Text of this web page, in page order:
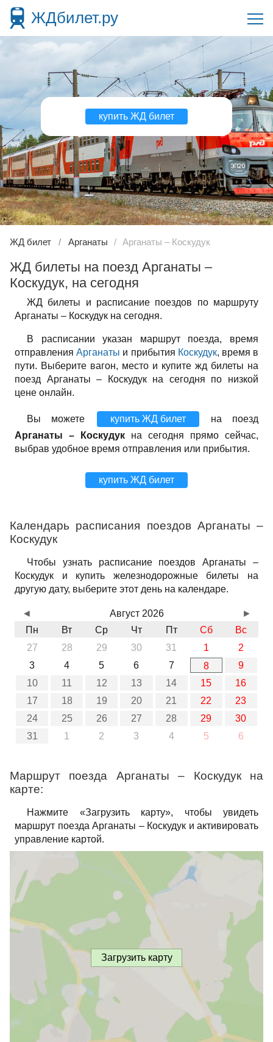
ЖДбилет.ру
купить ЖД билет
ЖД билет Арганаты Арганаты – Коскудук
ЖД билеты на поезд Арганаты –
Коскудук, на сегодня
ЖД билеты и расписание поездов по маршруту
Арганаты – Коскудук на сегодня.
В расписании указан маршрут поезда, время
отправленияАрганаты и прибытия Коскудук, время в
пути. Выберите вагон, место и купите жд билеты на
поезд Арганаты – Коскудук на сегодня по низкой
цене онлайн.
Вы можете купить ЖД билет
на поезд
Арганаты – Коскудук на сегодня прямо сейчас,
выбрав удобное время отправления или прибытия.
купить ЖД билет
Календарь расписания поездов Арганаты –
Коскудук
Чтобы узнать расписание поездов Арганаты –
Коскудук и купить железнодорожные билеты на
другую дату, выберите этот день на календаре.
Август 2026
Пн
Вт Ср Чт Пт Сб
Вс
27
28 29 30 31 1
2
3
4 5 6 7 8
9
10
11 12 13 14 15
16
17
18 19 20 21 22
23
24
25 26 27 28 29
30
31
1 2 3 4 5 6
◄ ►
Маршрут поезда Арганаты – Коскудук на
карте:
Нажмите «Загрузить карту», чтобы увидеть
маршрут поезда Арганаты – Коскудук и активировать
управление картой.
Загрузить карту